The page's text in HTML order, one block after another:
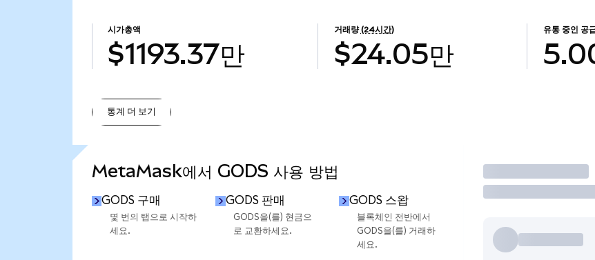
시가총액
$1193.37만
거래량 (24시간)
$24.05만
유통 중인 공
통계 더 보기
MetaMask에서 GODS 사용 방법
GODS 구매
몇 번의 탭으로 시작하
세요.
GODS 판매
GODS을(를) 현금으
로 교환하세요.
GODS 스왑
블록체인 전반에서
GODS을(를) 거래하
세요.
거래